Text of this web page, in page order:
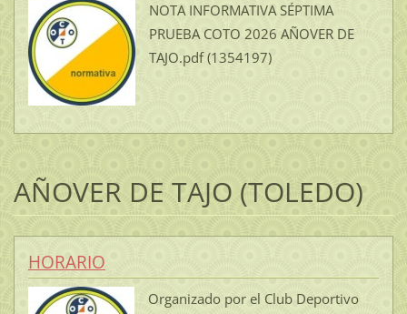
NOTA INFORMATIVA SÉPTIMA
PRUEBA COTO 2026 AÑOVER DE
TAJO.pdf (1354197)
AÑOVER DE TAJO (TOLEDO)
HORARIO
Organizado por el Club Deportivo